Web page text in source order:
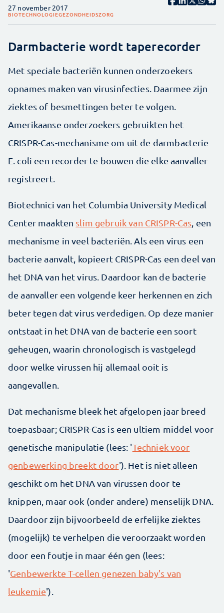
27 november 2017
BIOTECHNOLOGIEGEZONDHEIDSZORG
Darmbacterie wordt taperecorder
Met speciale bacteriën kunnen onderzoekers
opnames maken van virusinfecties. Daarmee zijn
ziektes of besmettingen beter te volgen.
Amerikaanse onderzoekers gebruikten het
CRISPR-Cas-mechanisme om uit de darmbacterie
E. coli een recorder te bouwen die elke aanvaller
registreert.
Biotechnici van het Columbia University Medical
Center maakten slim gebruik van CRISPR-Cas , een
mechanisme in veel bacteriën. Als een virus een
bacterie aanvalt, kopieert CRISPR-Cas een deel van
het DNA van het virus. Daardoor kan de bacterie
de aanvaller een volgende keer herkennen en zich
beter tegen dat virus verdedigen. Op deze manier
ontstaat in het DNA van de bacterie een soort
geheugen, waarin chronologisch is vastgelegd
door welke virussen hij allemaal ooit is
aangevallen.
Dat mechanisme bleek het afgelopen jaar breed
toepasbaar; CRISPR-Cas is een ultiem middel voor
genetische manipulatie (lees: 'Techniek voor
genbewerking breekt door'). Het is niet alleen
geschikt om het DNA van virussen door te
knippen, maar ook (onder andere) menselijk DNA.
Daardoor zijn bijvoorbeeld de erfelijke ziektes
(mogelijk) te verhelpen die veroorzaakt worden
door een foutje in maar één gen (lees:
'Genbewerkte T-cellen genezen baby's van
leukemie').